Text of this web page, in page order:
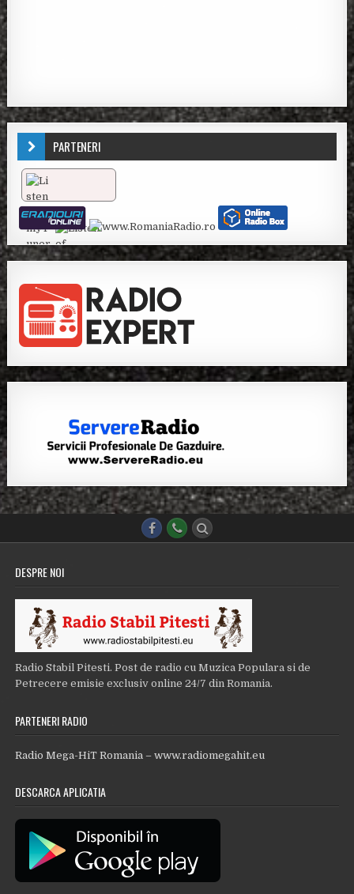
PARTENERI
DESPRE NOI
Radio Stabil Pitesti. Post de radio cu Muzica Populara si de
Petrecere emisie exclusiv online 24/7 din Romania.
PARTENERI RADIO
Radio Mega-HiT Romania – www.radiomegahit.eu
DESCARCA APLICATIA